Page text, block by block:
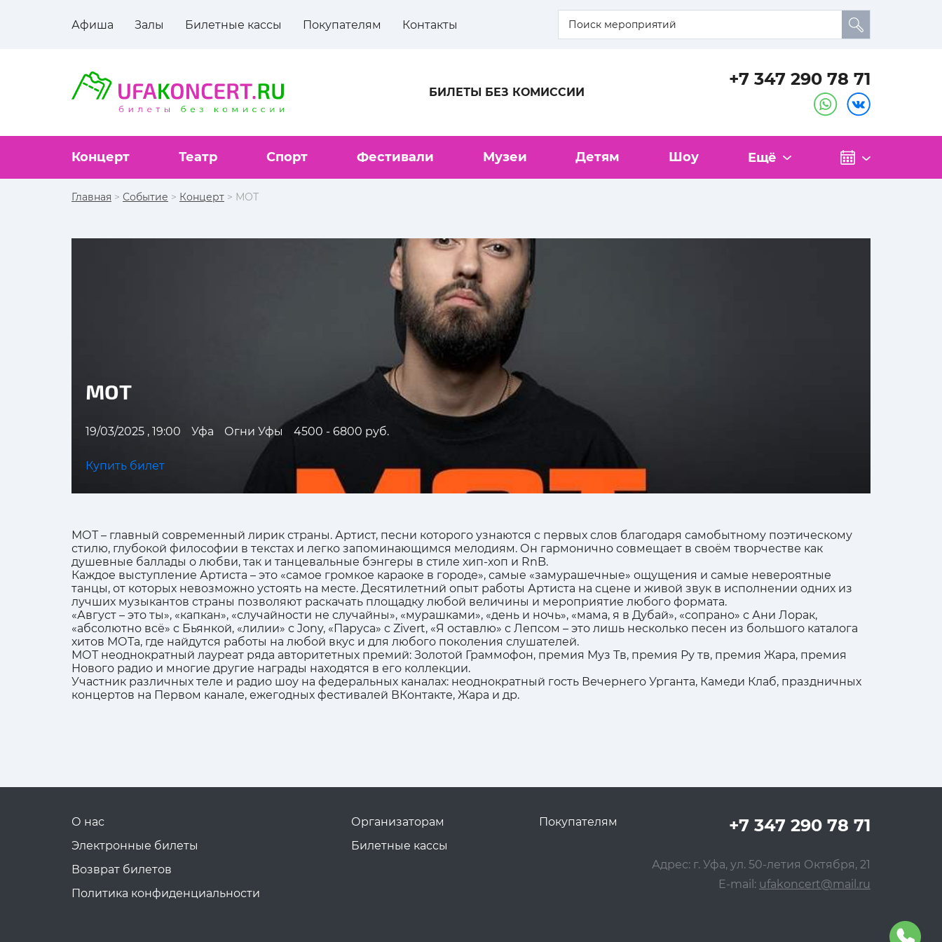
Афиша Залы Билетные кассы Покупателям Контакты
БИЛЕТЫ БЕЗ КОМИССИИ
+7 347 290 78 71
Концерт Театр Спорт Фестивали Музеи Детям Шоу Ещё
Главная > Событие > Концерт > МОТ
МОТ
19/03/2025 , 19:00 Уфа Огни Уфы 4500 - 6800 руб.
Купить билет
МОТ – главный современный лирик страны. Артист, песни которого узнаются с первых слов благодаря самобытному поэтическому
стилю, глубокой философии в текстах и легко запоминающимся мелодиям. Он гармонично совмещает в своём творчестве как
душевные баллады о любви, так и танцевальные бэнгеры в стиле хип-хоп и RnB.
Каждое выступление Артиста – это «самое громкое караоке в городе», самые «замурашечные» ощущения и самые невероятные
танцы, от которых невозможно устоять на месте. Десятилетний опыт работы Артиста на сцене и живой звук в исполнении одних из
лучших музыкантов страны позволяют раскачать площадку любой величины и мероприятие любого формата.
«Август – это ты», «капкан», «случайности не случайны», «мурашками», «день и ночь», «мама, я в Дубай», «сопрано» с Ани Лорак,
«абсолютно всё» с Бьянкой, «лилии» с Jony, «Паруса» с Zivert, «Я оставлю» с Лепсом – это лишь несколько песен из большого каталога
хитов МОТа, где найдутся работы на любой вкус и для любого поколения слушателей.
МОТ неоднократный лауреат ряда авторитетных премий: Золотой Граммофон, премия Муз Тв, премия Ру тв, премия Жара, премия
Нового радио и многие другие награды находятся в его коллекции.
Участник различных теле и радио шоу на федеральных каналах: неоднократный гость Вечернего Урганта, Камеди Клаб, праздничных
концертов на Первом канале, ежегодных фестивалей ВКонтакте, Жара и др.
О нас
Электронные билеты
Возврат билетов
Политика конфиденциальности
Организаторам
Билетные кассы
Покупателям +7 347 290 78 71
Адрес: г. Уфа, ул. 50-летия Октября, 21
E-mail: ufakoncert@mail.ru